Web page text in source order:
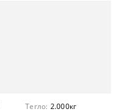
Тегло: 2.000кг